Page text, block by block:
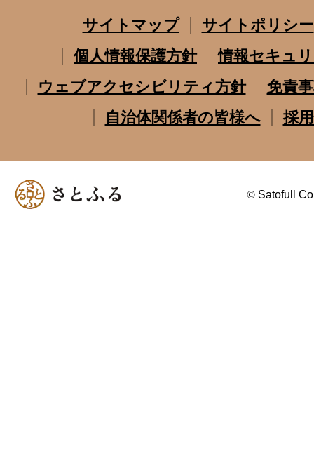
サイトマップ
サイトポリシー
個人情報保護方針
情報セキュ
ウェブアクセシビリティ方針
免責
自治体関係者の皆様へ
採
© Satofull